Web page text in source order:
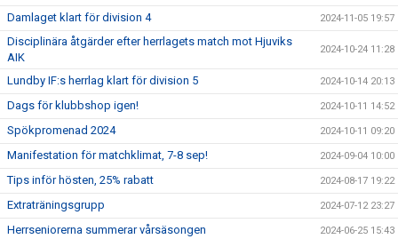
Damlaget klart för division 4 2024-11-05 19:57
Disciplinära åtgärder efter herrlagets match mot Hjuviks
AIK
2024-10-24 11:28
Lundby IF:s herrlag klart för division 5 2024-10-14 20:13
Dags för klubbshop igen! 2024-10-11 14:52
Spökpromenad 2024 2024-10-11 09:20
Manifestation för matchklimat, 7-8 sep! 2024-09-04 10:00
Tips inför hösten, 25% rabatt 2024-08-17 19:22
Extraträningsgrupp 2024-07-12 23:27
Herrseniorerna summerar vårsäsongen 2024-06-25 15:43